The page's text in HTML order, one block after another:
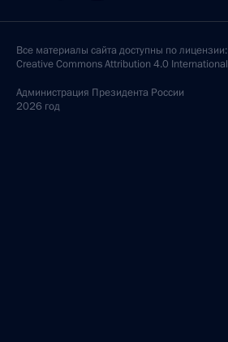
Все материалы сайта доступны по лицензии:
Creative Commons Attribution 4.0 International
Администрация Президента России
2026 год